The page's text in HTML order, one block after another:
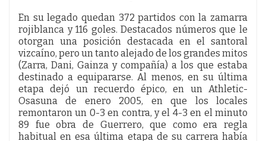
En su legado quedan 372 partidos con la zamarra
rojiblanca y 116 goles. Destacados números que le
otorgan una posición destacada en el santoral
vizcaíno, pero un tanto alejado de los grandes mitos
(Zarra, Dani, Gainza y compañía) a los que estaba
destinado a equipararse. Al menos, en su última
etapa dejó un recuerdo épico, en un Athletic-
Osasuna de enero 2005, en que los locales
remontaron un 0-3 en contra, y el 4-3 en el minuto
89 fue obra de Guerrero, que como era regla
habitual en esa última etapa de su carrera había